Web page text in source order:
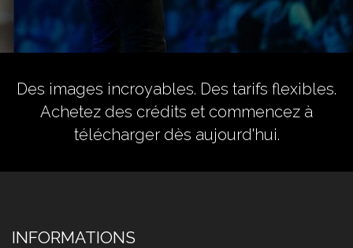
Des images incroyables. Des tarifs flexibles.
Achetez des crédits et commencez à
télécharger dès aujourd'hui.
INFORMATIONS